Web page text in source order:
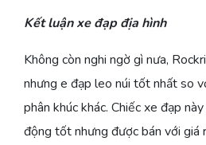
Kết luận xe đạp địa hình
Không còn nghi ngờ gì nưa,
nhưng e đạp leo núi tốt nhất so
phân khúc khác. Chiếc xe đạp
động tốt nhưng được bán với